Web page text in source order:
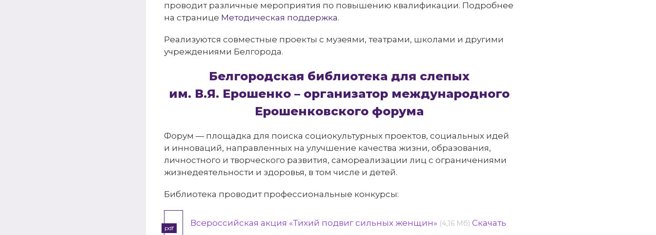
проводит различные мероприятия по повышению квалификации. Подробнее
на странице Методическая поддержка.
Реализуются совместные проекты с музеями, театрами, школами и другими
учреждениями Белгорода.
Белгородская библиотека для слепых
им. В.Я. Ерошенко – организатор международного
Ерошенковского форума
Форум — площадка для поиска социокультурных проектов, социальных идей
и инноваций, направленных на улучшение качества жизни, образования,
личностного и творческого развития, самореализации лиц с ограничениями
жизнедеятельности и здоровья, в том числе и детей.
Библиотека проводит профессиональные конкурсы:
pdf
Всероссийская акция «Тихий подвиг сильных женщин» (4,16 Мб)Скачать